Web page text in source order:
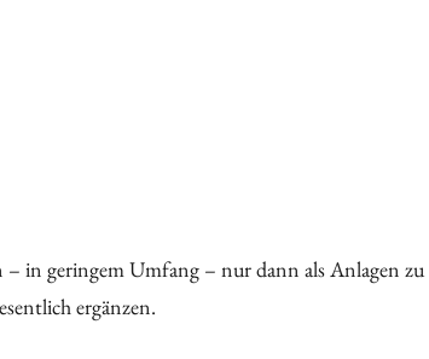
in geringem Umfang – nur dann als Anlagen zu
ergänzen.